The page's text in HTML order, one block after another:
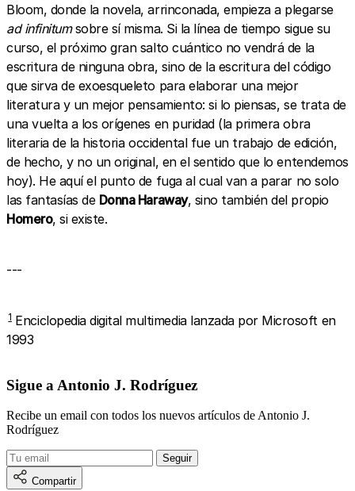
Bloom, donde la novela, arrinconada, empieza a plegarse
ad infinitumsobre sí misma. Si la línea de tiempo sigue su
curso, el próximo gran salto cuántico no vendrá de la
escritura de ninguna obra, sino de la escritura del código
que sirva de exoesqueleto para elaborar una mejor
literatura y un mejor pensamiento: si lo piensas, se trata de
una vuelta a los orígenes en puridad (la primera obra
literaria de la historia occidental fue un trabajo de edición,
de hecho, y no un original, en el sentido que lo entendemos
hoy). He aquí el punto de fuga al cual van a parar no solo
las fantasías de Donna Haraway, sino también del propio
Homero, si existe.
---
1Enciclopedia digital multimedia lanzada por Microsoft en
1993
Sigue a Antonio J. Rodríguez
Recibe un email con todos los nuevos artículos de Antonio J.
Rodríguez
Compartir